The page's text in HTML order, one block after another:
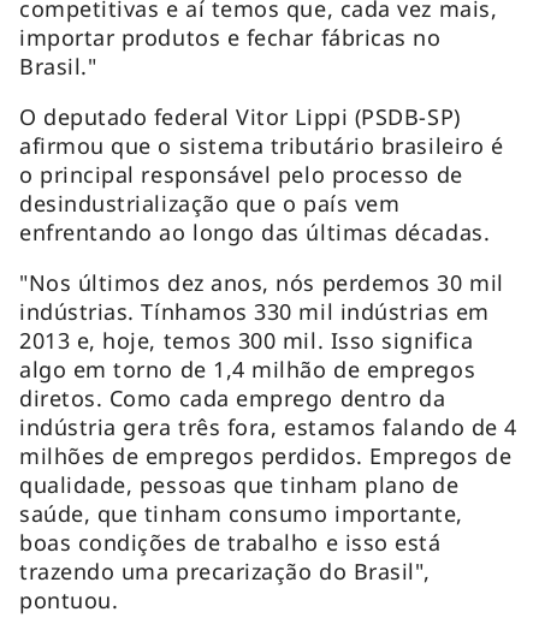
competitivas e aí temos que, cada vez mais,
importar produtos e fechar fábricas no
Brasil."
O deputado federal Vitor Lippi (PSDB-SP)
afirmou que o sistema tributário brasileiro é
o principal responsável pelo processo de
desindustrialização que o país vem
enfrentando ao longo das últimas décadas.
"Nos últimos dez anos, nós perdemos 30 mil
indústrias. Tínhamos 330 mil indústrias em
2013 e, hoje, temos 300 mil. Isso significa
algo em torno de 1,4 milhão de empregos
diretos. Como cada emprego dentro da
indústria gera três fora, estamos falando de 4
milhões de empregos perdidos. Empregos de
qualidade, pessoas que tinham plano de
saúde, que tinham consumo importante,
boas condições de trabalho e isso está
trazendo uma precarização do Brasil",
pontuou.